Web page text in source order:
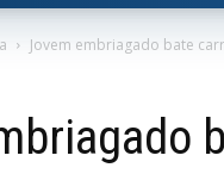
Jovem embriagado bate